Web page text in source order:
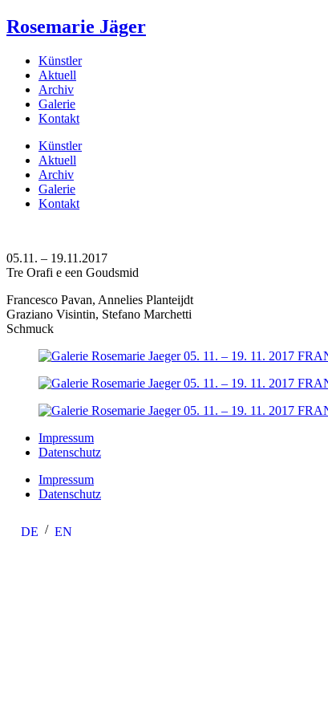
Rosemarie Jäger
Künstler
Aktuell
Archiv
Galerie
Kontakt
Künstler
Aktuell
Archiv
Galerie
Kontakt
05.11. – 19.11.2017
Tre Orafi e een Goudsmid
Francesco Pavan, Annelies Planteijdt
Graziano Visintin, Stefano Marchetti
Schmuck
Impressum
Datenschutz
Impressum
Datenschutz
DE EN